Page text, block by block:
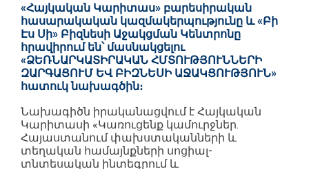
«Հայկական Կարիտաս» բարեսիրական
հասարակական կազմակերպությունը և «Բի
Էս Սի» Բիզնեսի Աջակցման Կենտրոնը
հրավիրում են՝ մասնակցելու
«ՁԵՌՆԱՐԿԱՏԻՐԱԿԱՆ ՀՄՏՈՒԹՅՈՒՆՆԵՐԻ
ԶԱՐԳԱՑՈՒՄ ԵՎ ԲԻԶՆԵՍԻ ԱՋԱԿՑՈՒԹՅՈՒՆ»
հատուկ նախագծին։
Նախագիծն իրականացվում է Հայկական
Կարիտասի «Կառուցենք կամուրջներ.
Հայաստանում փախստականների և
տեղական համայնքների սոցիալ-
տնտեսական ինտեգրում և